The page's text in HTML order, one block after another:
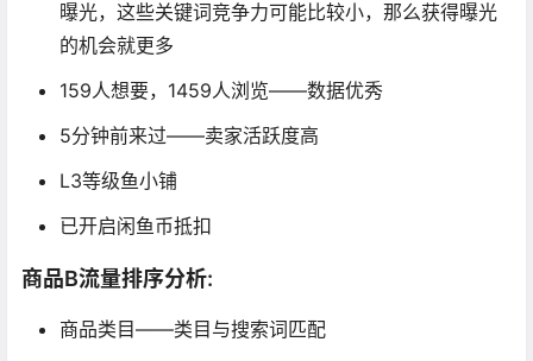
曝光，这些关键词竞争力可能比较小，那么获得曝光
的机会就更多
159人想要，1459人浏览——数据优秀
5分钟前来过——卖家活跃度高
L3等级鱼小铺
已开启闲鱼币抵扣
商品B流量排序分析:
商品类目——类目与搜索词匹配